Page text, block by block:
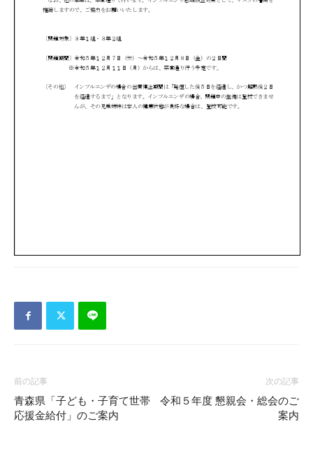
前の記事
青森県「子ども・子育て世帯
応援金給付」のご案内
次の記事
令和５年度 懇親会・総会のご
案内